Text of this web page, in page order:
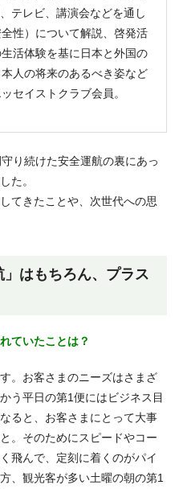
テレビ、講演会などを通し
性）について解説、啓発活
活体験を基に日本と外国の
人の将来のあるべき姿など
セイストクラブ会員。
り続けた安全運航の裏にあっ
た。
てきたことや、次世代への思
」はもちろん、プラス
ていたことは？
。お客さまのニーズはさまざ
う平日の第1便にはビジネス目
ると、お客さまにとって大事
。そのためにスピードやコー
飛んで、定刻に着くのがパイ
、観光客が多い土曜の朝の第1